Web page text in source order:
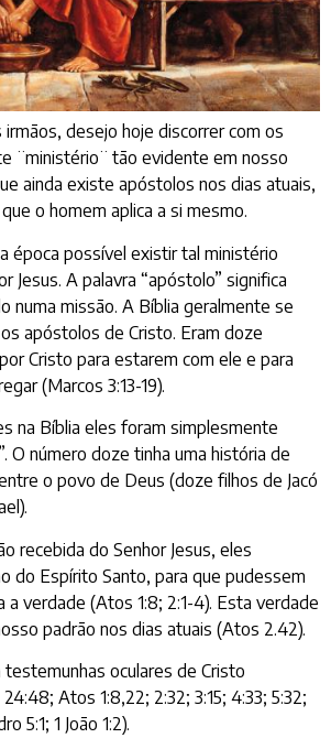
irmãos, desejo hoje discorrer com os
¨ministério¨ tão evidente em nosso
ainda existe apóstolos nos dias atuais,
o homem aplica a si mesmo.
época possível existir tal ministério
Jesus. A palavra “apóstolo” significa
numa missão. A Bíblia geralmente se
apóstolos de Cristo. Eram doze
Cristo para estarem com ele e para
(Marcos 3:13-19).
na Bíblia eles foram simplesmente
O número doze tinha uma história de
o povo de Deus (doze filhos de Jacó
recebida do Senhor Jesus, eles
do Espírito Santo, para que pudessem
a verdade (Atos 1:8; 2:1-4). Esta verdade
padrão nos dias atuais (Atos 2.42).
oculares de Cristo
Atos 1:8,22; 2:32; 3:15; 4:33; 5:32;
5:1; 1 João 1:2).